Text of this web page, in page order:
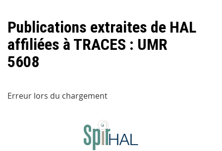
Publications extraites de HAL
affiliées à TRACES : UMR
5608
Erreur lors du chargement